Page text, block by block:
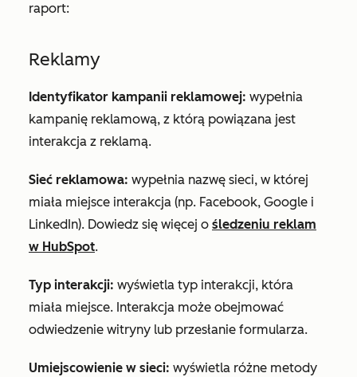
raport:
Reklamy
Identyfikator kampanii reklamowej: wypełnia
kampanię reklamową, z którą powiązana jest
interakcja z reklamą.
Sieć reklamowa: wypełnia nazwę sieci, w której
miała miejsce interakcja (np. Facebook, Google i
LinkedIn). Dowiedz się więcej o śledzeniu reklam
w HubSpot.
Typ interakcji: wyświetla typ interakcji, która
miała miejsce. Interakcja może obejmować
odwiedzenie witryny lub przesłanie formularza.
Umiejscowienie w sieci: wyświetla różne metody